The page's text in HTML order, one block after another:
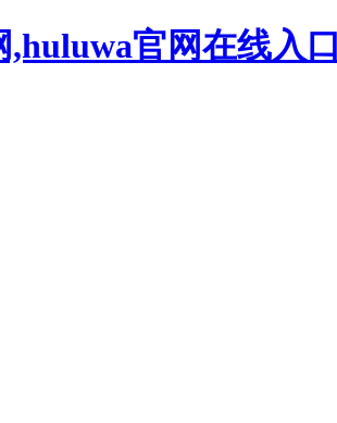
官网在线入口